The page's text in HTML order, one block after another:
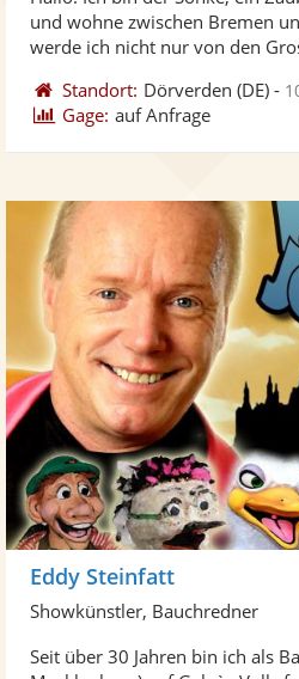
und wohne zwischen Bremen
werde ich nicht nur von den
Standort: Dörverden (DE) -
Gage: auf Anfrage
Eddy Steinfatt
Showkünstler, Bauchredner
Seit über 30 Jahren bin ich als